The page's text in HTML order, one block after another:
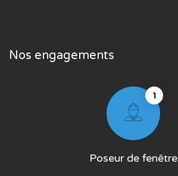
Nos engagements
1
Poseur de fenêtre